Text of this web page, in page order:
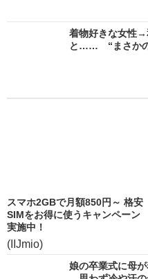
着物好きな女性→
と…… “まさかの
スマホ2GBで月額850円～ 格安
SIMをお得に使うキャンペーン
実施中！
(IIJmio)
娘の卒業式に母